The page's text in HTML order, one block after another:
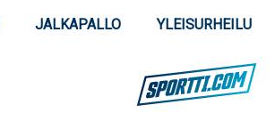
JALKAPALLO YLEISURHEILU